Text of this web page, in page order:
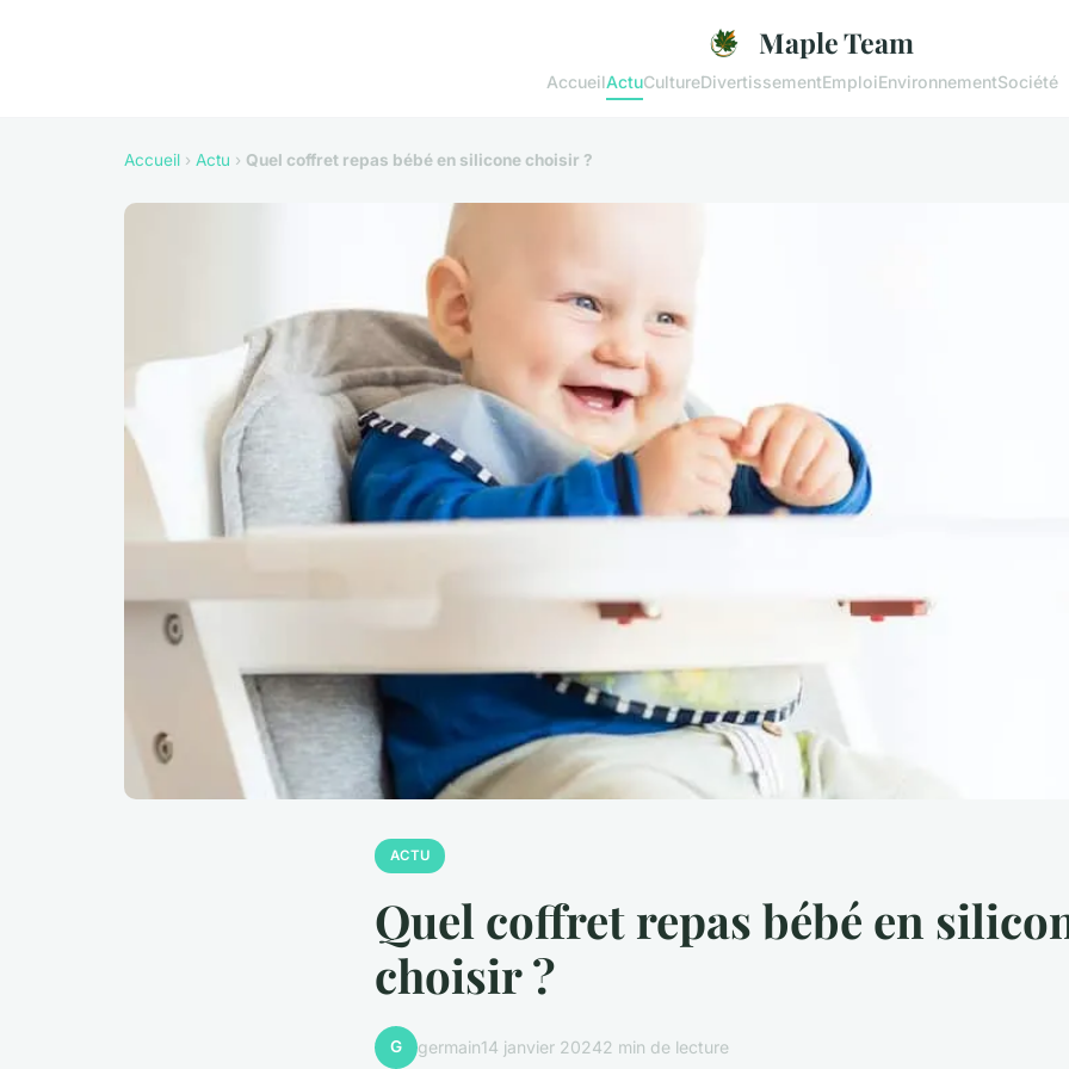
Maple Team
AccueilActuCultureDivertissementEmploiEnvironnementSociété
Accueil › Actu › Quel coffret repas bébé en silicone choisir ?
ACTU
Quel coffret repas bébé en
choisir ?
G germain14 janvier 20242 min de lecture